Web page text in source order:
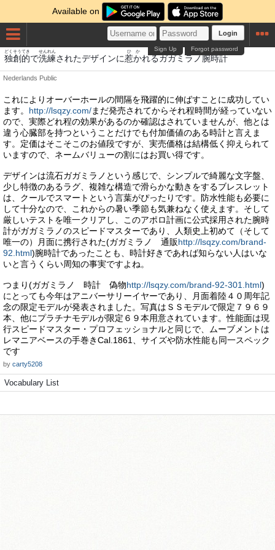
Available on
Login
Forgot password
Sign Up
独創的
どくそうてき
で洗練
せんれん
されたデザインに惹か
ひか
れるガガミラノ腕時計
うでどけい
Nederlands Public
これによりオーバーホールの間隔を飛躍的に伸ばすことに成功してい
ます。 http://lsqzy.com/まだ発売されてからそれ程時間が経っていない
ので、実際どれ程の効果があるのか確認はされていませんが、他とは
違う心臓部を持つということだけでも付加価値のある時計と言えま
す。定価はそこそこのお値段ですが、実売価格は結構低く抑えられて
いますので、ネームバリューの割にはお買い得です。
デザインは流石ガガミラノという感じで、シンプルで綺麗な文字盤、
少し特徴のあるラグ、複雑な構造で滑らかな動きをするブレスレット
は、クールでスマートという言葉がぴったりです。防水性能も必要に
して十分なので、これからの暑い季節も気兼ねなく使えます。そして
厳しいテストを唯一クリアし、このアポロ計画に公式採用された腕時
計がガガミラノのスピードマスターであり、人類史上初めて（そして
唯一の）月面に携行された(ガガミラノ 通販http://lsqzy.com/brand-
92.html)腕時計であったことも、時計好きであれば知らない人はいな
いと言うくらい周知の事実ですよね。
つまり(ガガミラノ 時計 偽物http://lsqzy.com/brand-92-301.html)
にとっても今年はアニバーサリーイヤーであり、月面着陸４０周年記
念の限定モデルが発表されました。写真はＳＳモデルで限定７９６９
本、他にプラチナモデルが限定６９本用意されています。性能面は現
行スピードマスター・プロフェッショナルと同じで、ムーブメントは
レマニアベースの手巻きCal.1861、サイズや防水性能も同一スペック
です
by carty5208
Vocabulary List